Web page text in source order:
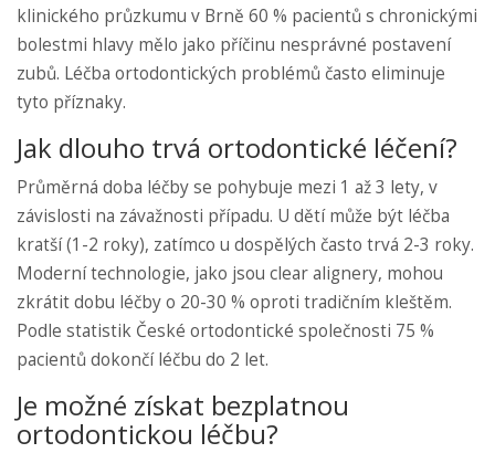
klinického průzkumu v Brně 60 % pacientů s chronickými
bolestmi hlavy mělo jako příčinu nesprávné postavení
zubů. Léčba ortodontických problémů často eliminuje
tyto příznaky.
Jak dlouho trvá ortodontické léčení?
Průměrná doba léčby se pohybuje mezi 1 až 3 lety, v
závislosti na závažnosti případu. U dětí může být léčba
kratší (1-2 roky), zatímco u dospělých často trvá 2-3 roky.
Moderní technologie, jako jsou clear alignery, mohou
zkrátit dobu léčby o 20-30 % oproti tradičním kleštěm.
Podle statistik České ortodontické společnosti 75 %
pacientů dokončí léčbu do 2 let.
Je možné získat bezplatnou
ortodontickou léčbu?